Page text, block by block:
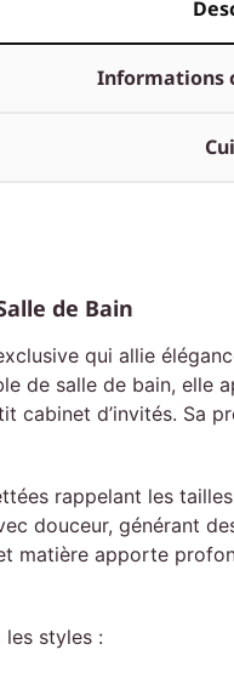
Informations
de Bain
qui allie
de salle de bain,
cabinet d’invités.
rappelant les
douceur, générant
matière apporte
les styles :